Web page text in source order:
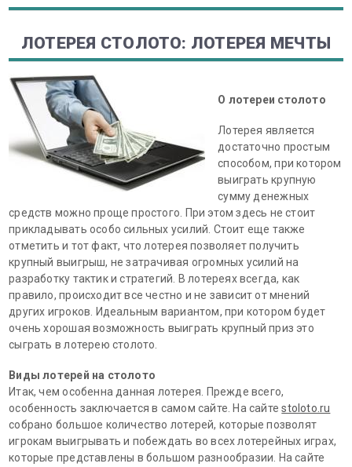
ЛОТЕРЕЯ СТОЛОТО: ЛОТЕРЕЯ МЕЧТЫ
О лотереи столото
Лотерея является
достаточно простым
способом, при котором
выиграть крупную
сумму денежных
средств можно проще простого. При этом здесь не стоит
прикладывать особо сильных усилий. Стоит еще также
отметить и тот факт, что лотерея позволяет получить
крупный выигрыш, не затрачивая огромных усилий на
разработку тактик и стратегий. В лотереях всегда, как
правило, происходит все честно и не зависит от мнений
других игроков. Идеальным вариантом, при котором будет
очень хорошая возможность выиграть крупный приз это
сыграть в лотерею столото.
Виды лотерей на столото
Итак, чем особенна данная лотерея. Прежде всего,
особенность заключается в самом сайте. На сайтеstoloto.ru
собрано большое количество лотерей, которые позволят
игрокам выигрывать и побеждать во всех лотерейных играх,
которые представлены в большом разнообразии. На сайте